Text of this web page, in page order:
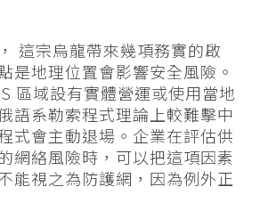
這宗烏龍帶來幾項務實的啟
是地理位置會影響安全風險。
區域設有實體營運或使用當地
語系勒索程式理論上較難擊中
式會主動退場。企業在評估供
網絡風險時，可以把這項因素
能視之為防護網，因為例外正